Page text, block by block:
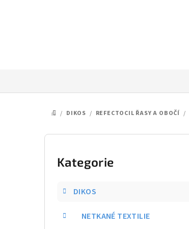
DOMŮ
/ DIKOS / REFECTOCIL ŘASY A OBOČÍ /
P
Přeskočit
kategorie
Kategorie
DIKOS
NETKANÉ TEXTILIE